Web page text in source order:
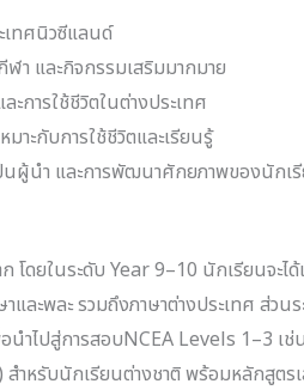
เทศนิวซีแลนด์
า และกิจกรรมเสริมมากมาย
การใช้ชีวิตในต่างประเทศ
าะกับการใช้ชีวิตและเรียนรู้
นผู้นำ และการพัฒนาศักยภาพของนักเ
ดยในระดับ Year 9–10 นักเรียนจะ
ะพละ รวมถึงภาษาต่างประเทศ ส่วน
ำไปสู่การสอบNCEA Levels 1–3 เช่
หรับนักเรียนต่างชาติ พร้อมหลักสูตร